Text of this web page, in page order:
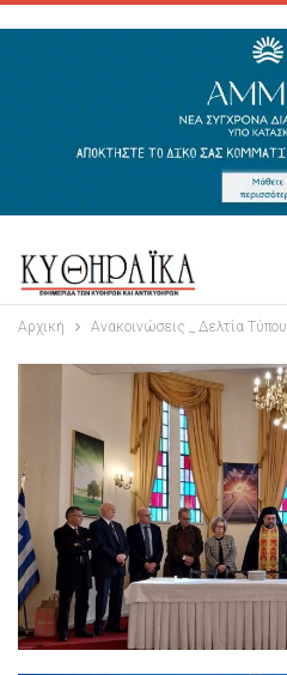
Αρχική Ανακοινώσεις _ Δελτία Τύπου